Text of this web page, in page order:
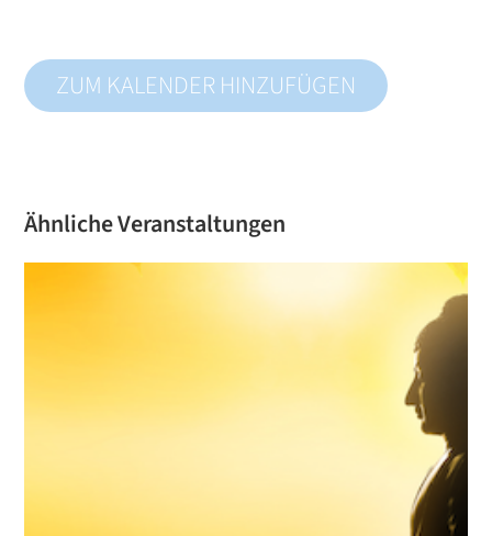
ZUM KALENDER HINZUFÜGEN
Ähnliche Veranstaltungen